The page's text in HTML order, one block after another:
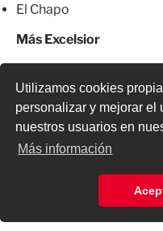
Utilizamos cookies
personalizar y mejorar el
nuestros usuarios en
Más información
El Chapo
Más Excelsior
© 2026 Todos los derechos
o parcial,